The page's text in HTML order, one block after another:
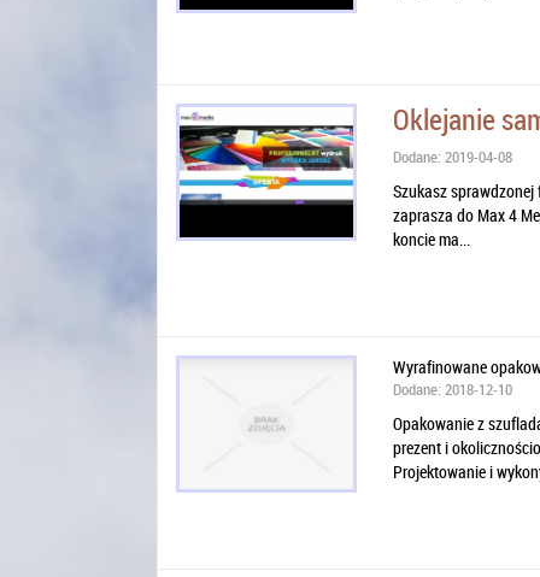
Oklejanie
Dodane: 2019-04-08
Szukasz
zaprasza do Max 4
koncie ma...
Wyrafinowane
Dodane: 2018-12-10
Opakowanie z
prezent i
Projektowanie i